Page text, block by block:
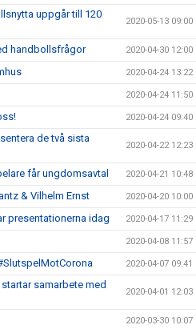
uppgår till 120
2020-05-13 09:00
handbollsfrågor 2020-04-30 12:00
2020-04-24 13:22
2020-04-24 11:50
2020-04-24 09:40
de två sista
2020-04-22 12:23
får ungdomsavtal 2020-04-21 10:48
& Vilhelm Ernst 2020-04-20 10:00
presentationerna idag 2020-04-17 11:29
2020-04-08 11:57
2020-04-07 09:41
samarbete med
2020-04-01 12:03
2020-03-30 10:07